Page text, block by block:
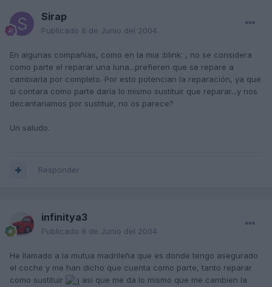
Sirap
Publicado 8 de Junio del 2004
En algunas compañias, como en la mia :blink: , no se considera
como parte el reparar una luna...prefieren que se repare a
cambiarla por completo. Por esto potencian la reparación, ya que
si contara como parte daría lo mismo sustituir que reparar...y nos
decantariamos por sustituir, no os parece?
Un saludo.
Responder
infinitya3
Publicado 8 de Junio del 2004
He llamado a la mutua madrileña que es donde tengo asegurado
el coche y me han dicho que cuenta como parte, tanto reparar
como sustituir
asi que me da lo mismo que me cambien la